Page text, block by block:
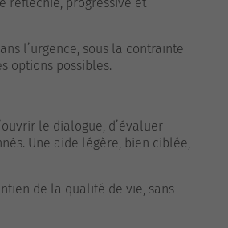
l’urgence, sous la contrainte
options possibles.
le dialogue, d’évaluer
Une aide légère, bien ciblée,
de la qualité de vie, sans